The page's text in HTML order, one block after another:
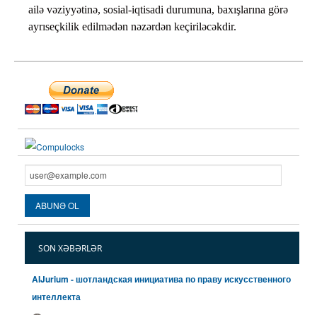
ailə vəziyyətinə, sosial-iqtisadi durumuna, baxışlarına görə
ayrıseçkilik edilmədən nəzərdən keçiriləcəkdir.
SON XƏBƏRLƏR
AIJurium - шотландская инициатива по праву искусственного
интеллекта